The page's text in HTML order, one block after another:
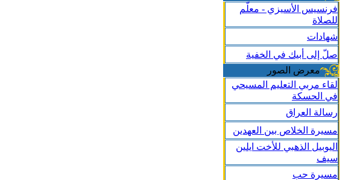
فرنسيس الأسيزي - معلّم
للصلاة
شهادات
صلّ إلى أبيك في الخفية
معرض الصور
لقاء مربي التعليم المسيحي
في الحسكة
رسالة العراق
مسيرة الخلاص بين العهدين
اليوبيل الذهبي للأخت ايلين
سيف
مسيرة حب